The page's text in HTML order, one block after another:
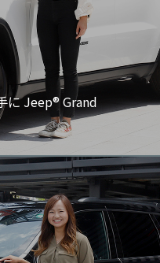
に Jeep® Grand